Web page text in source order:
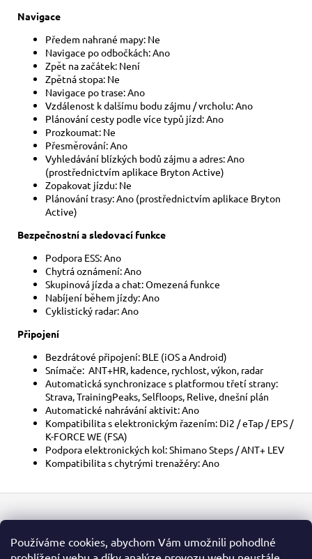
Používáme cookies, abychom Vám umožnili pohodlné
Navigace
Předem nahrané mapy: Ne
Navigace po odbočkách: Ano
Zpět na začátek: Není
Zpětná stopa: Ne
Navigace po trase: Ano
Vzdálenost k dalšímu bodu zájmu / vrcholu: Ano
Plánování cesty podle více typů jízd: Ano
Prozkoumat: Ne
Přesměrování: Ano
Vyhledávání blízkých bodů zájmu a adres: Ano
(prostřednictvím aplikace Bryton Active)
Zopakovat jízdu: Ne
Plánování trasy: Ano (prostřednictvím aplikace Bryton
Active)
Bezpečnostní a sledovací funkce
Podpora ESS: Ano
Chytrá oznámení: Ano
Skupinová jízda a chat: Omezená funkce
Nabíjení během jízdy: Ano
Cyklistický radar: Ano
Připojení
Bezdrátové připojení: BLE (iOS a Android)
Snímače: ANT+HR, kadence, rychlost, výkon, radar
Automatická synchronizace s platformou třetí strany:
Strava, TrainingPeaks, Selfloops, Relive, dnešní plán
Automatické nahrávání aktivit: Ano
Kompatibilita s elektronickým řazením: Di2 / eTap / EPS /
K-FORCE WE (FSA)
Podpora elektronických kol: Shimano Steps / ANT+ LEV
Kompatibilita s chytrými trenažéry: Ano
á